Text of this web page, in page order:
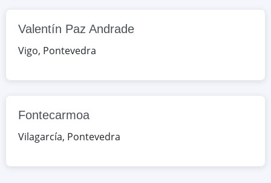
Google Maps
Valentín Paz Andrade
Vigo, Pontevedra
Fontecarmoa
Vilagarcía, Pontevedra